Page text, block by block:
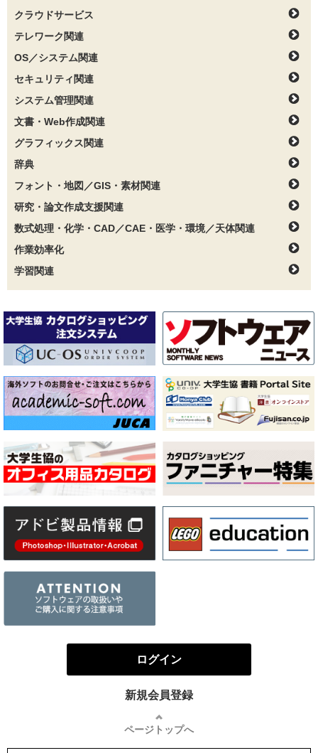
クラウドサービス
テレワーク関連
OS／システム関連
セキュリティ関連
システム管理関連
文書・Web作成関連
グラフィックス関連
辞典
フォント・地図／GIS・素材関連
研究・論文作成支援関連
数式処理・化学・CAD／CAE・医学・環境／天体関連
作業効率化
学習関連
ログイン
新規会員登録
ページトップへ